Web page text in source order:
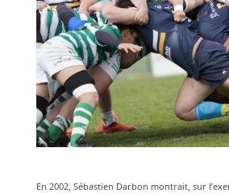
En 2002, Sébastien Darbon montrait, sur